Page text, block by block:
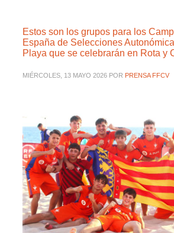
Estos son los grupos para los
España de Selecciones
Playa que se celebrarán en Rota y
MIÉRCOLES, 13 MAYO 2026 POR PRENSA FFCV